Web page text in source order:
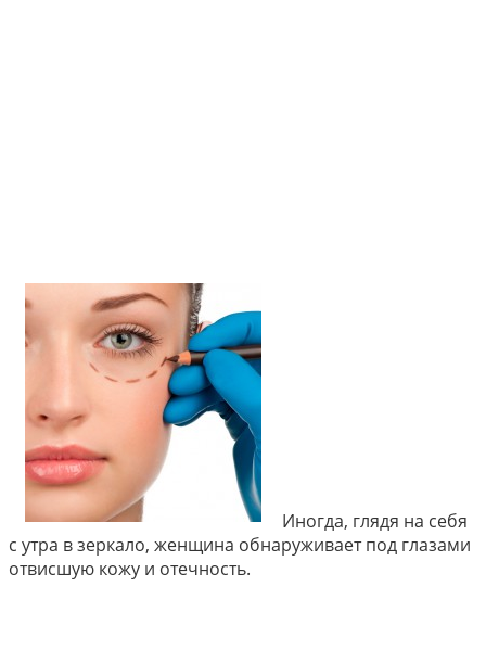
Иногда, глядя на себя
с утра в зеркало, женщина обнаруживает под глазами
отвисшую кожу и отечность.